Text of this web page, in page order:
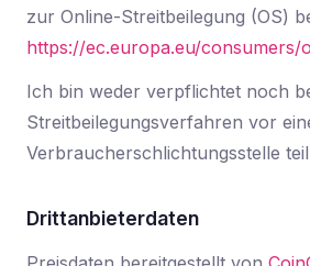
zur Online-Streitbeilegung (OS)
https://ec.europa.eu/consumers/
Ich bin weder verpflichtet noch
Streitbeilegungsverfahren vor
Verbraucherschlichtungsstelle
Drittanbieterdaten